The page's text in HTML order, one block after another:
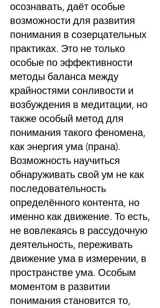
осознавать, даёт особые
возможности для развития
понимания в созерцательных
практиках. Это не только
особые по эффективности
методы баланса между
крайностями сонливости и
возбуждения в медитации, но
также особый метод для
понимания такого феномена,
как энергия ума (прана).
Возможность научиться
обнаруживать свой ум не как
последовательность
определённого контента, но
именно как движение. То есть,
не вовлекаясь в рассудочную
деятельность, переживать
движение ума в измерении, в
пространстве ума. Особым
моментом в развитии
понимания становится то,